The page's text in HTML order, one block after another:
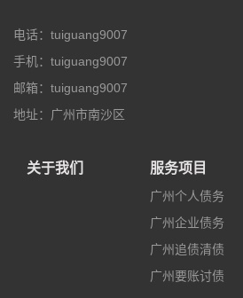
电话：tuiguang9007
手机：tuiguang9007
邮箱：tuiguang9007
地址：广州市南沙区
关于我们 服务项目
广州个人债务
广州企业债务
广州追债清债
广州要账讨债